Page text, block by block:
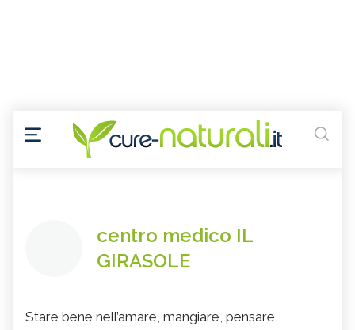
centro medico IL
GIRASOLE
Stare bene nell’amare, mangiare, pensare,